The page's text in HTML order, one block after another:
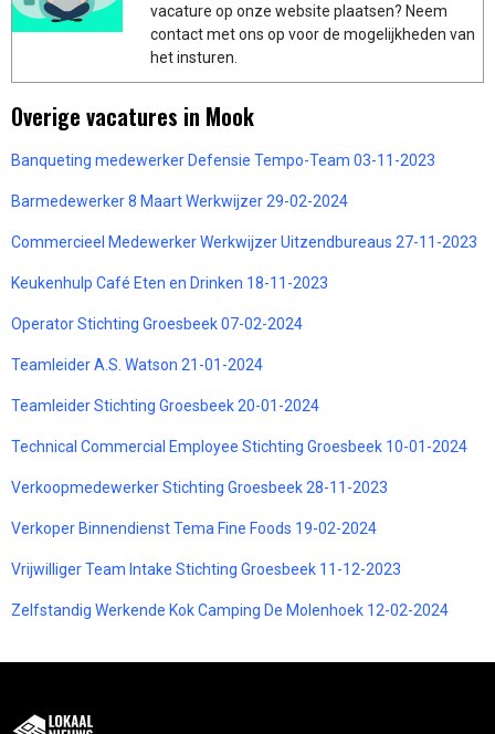
vacature op onze website plaatsen? Neem
contact met ons op voor de mogelijkheden van
het insturen.
Overige vacatures in Mook
Banqueting medewerker Defensie Tempo-Team 03-11-2023
Barmedewerker 8 Maart Werkwijzer 29-02-2024
Commercieel Medewerker Werkwijzer Uitzendbureaus 27-11-2023
Keukenhulp Café Eten en Drinken 18-11-2023
Operator Stichting Groesbeek 07-02-2024
Teamleider A.S. Watson 21-01-2024
Teamleider Stichting Groesbeek 20-01-2024
Technical Commercial Employee Stichting Groesbeek 10-01-2024
Verkoopmedewerker Stichting Groesbeek 28-11-2023
Verkoper Binnendienst Tema Fine Foods 19-02-2024
Vrijwilliger Team Intake Stichting Groesbeek 11-12-2023
Zelfstandig Werkende Kok Camping De Molenhoek 12-02-2024